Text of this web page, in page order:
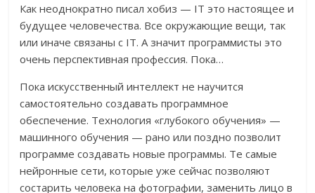
Как неоднократно писал хобиз — IT это настоящее и
будущее человечества. Все окружающие вещи, так
или иначе связаны с IT. А значит программисты это
очень перспективная профессия. Пока…
Пока искусственный интеллект не научится
самостоятельно создавать программное
обеспечение. Технология «глубокого обучения» —
машинного обучения — рано или поздно позволит
программе создавать новые программы. Те самые
нейронные сети, которые уже сейчас позволяют
состарить человека на фотографии, заменить лицо в